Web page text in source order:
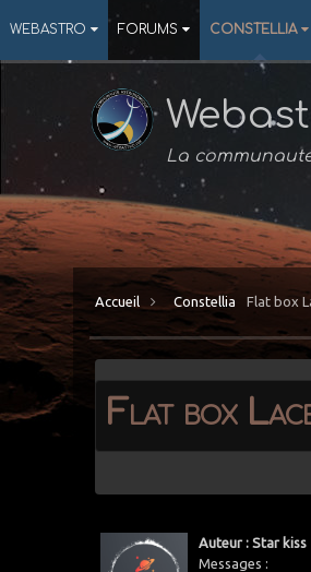
WEBASTRO FORUMS CONSTELLIA
La
Accueil Constellia Flat box
Flat box
Auteur : Star kiss
Messages :